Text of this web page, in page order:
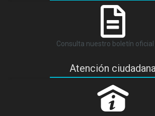
Consulta nuestro boletín oficial
Atención
P